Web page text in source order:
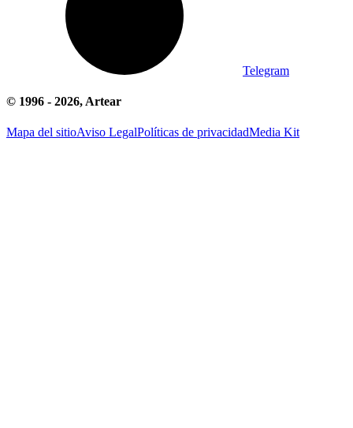
Telegram
© 1996 - 2026, Artear
Mapa del sitioAviso LegalPolíticas de privacidadMedia Kit